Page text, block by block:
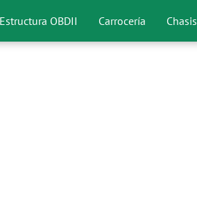
Estructura OBDII Carrocería Chasis